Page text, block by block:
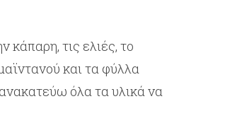
τις ελιές, το
και τα φύλλα
όλα τα υλικά να